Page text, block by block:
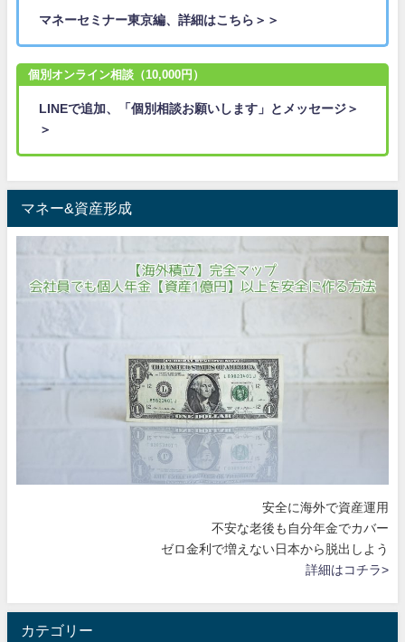
マネーセミナー東京編、詳細はこちら＞＞
個別オンライン相談（10,000円）
LINEで追加、「個別相談お願いします」とメッセージ＞
＞
マネー&資産形成
安全に海外で資産運用
不安な老後も自分年金でカバー
ゼロ金利で増えない日本から脱出しよう
詳細はコチラ>
カテゴリー